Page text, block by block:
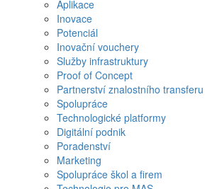
Aplikace
Inovace
Potenciál
Inovační vouchery
Služby infrastruktury
Proof of Concept
Partnerství znalostního transferu
Spolupráce
Technologické platformy
Digitální podnik
Poradenství
Marketing
Spolupráce škol a firem